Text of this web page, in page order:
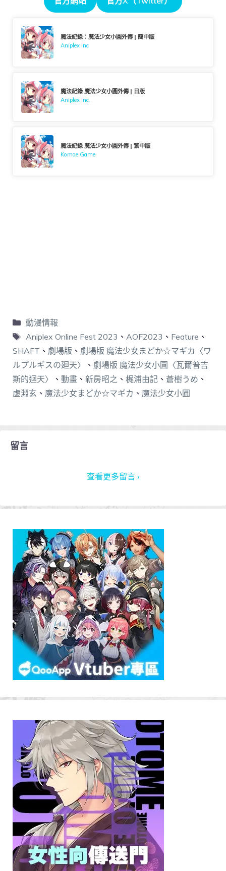
魔法紀錄：魔法少女小圓外傳 | 簡中版
Aniplex Inc
魔法紀錄 魔法少女小圓外傳 | 日版
Aniplex Inc.
魔法紀錄 魔法少女小圓外傳 | 繁中版
Komoe Game
動漫情報
Aniplex Online Fest 2023 、 AOF2023 、 Feature 、
SHAFT 、 劇場版 、 劇場版 魔法少女まどか☆マギカ〈ワ
ルプルギスの廻天〉
、 劇場版 魔法少女小圓〈瓦爾普吉
斯的迴天〉
、 動畫 、 新房昭之 、 梶浦由記 、 蒼樹うめ 、
虚淵⽞ 、 魔法少女まどか☆マギカ 、 魔法少女小圓
留言
查看更多留言 ›